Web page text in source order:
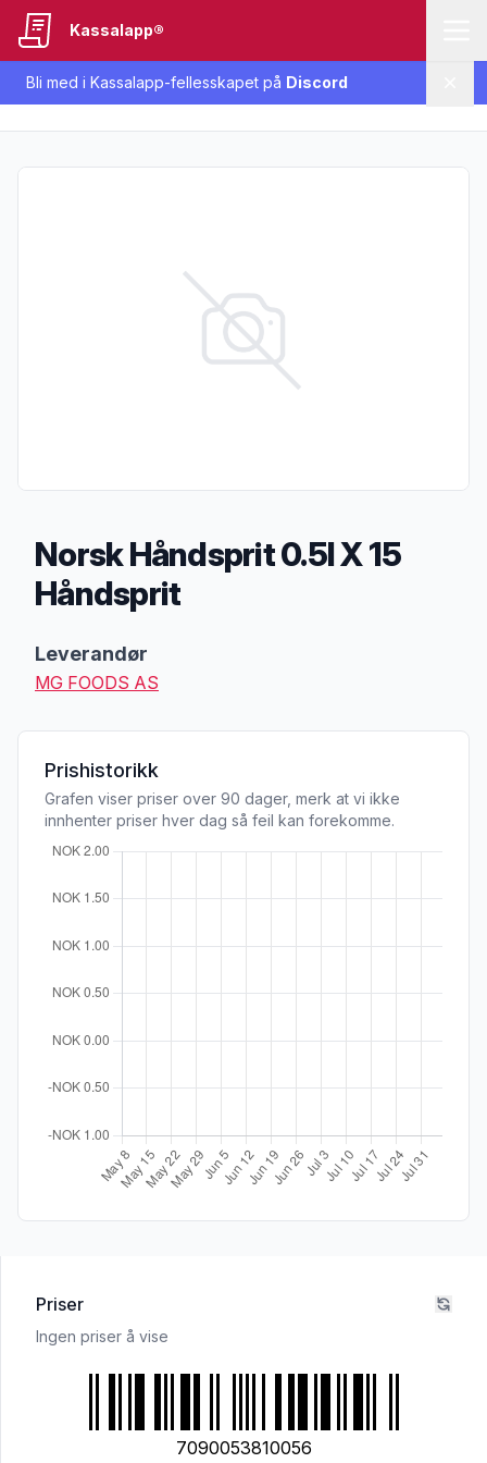
Bli med i Kassalapp-fellesskapet på Discord
Kassalapp®
Norsk Håndsprit 0.5l X 15
Håndsprit
Leverandør
MG FOODS AS
Prishistorikk
Grafen viser priser over 90 dager, merk at vi ikke
innhenter priser hver dag så feil kan forekomme.
Priser
Ingen priser å vise
7090053810056